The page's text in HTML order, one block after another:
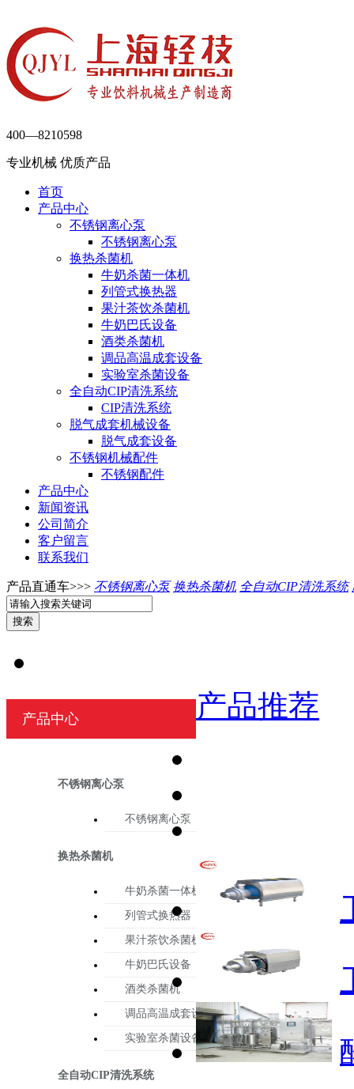
400—8210598
专业机械 优质产品
首页
产品中心
不锈钢离心泵
不锈钢离心泵
换热杀菌机
牛奶杀菌一体机
列管式换热器
果汁茶饮杀菌机
牛奶巴氏设备
酒类杀菌机
调品高温成套设备
实验室杀菌设备
全自动CIP清洗系统
CIP清洗系统
脱气成套机械设备
脱气成套设备
不锈钢机械配件
不锈钢配件
产品中心
新闻资讯
公司简介
客户留言
联系我们
产品直通车>>> 不锈钢离心泵 换热杀菌机 全自动CIP清洗系统
产品中心
不锈钢离心泵
不锈钢离心泵
换热杀菌机
牛奶杀菌一体机
列管式换热器
果汁茶饮杀菌机
牛奶巴氏设备
酒类杀菌机
调品高温成套设备
实验室杀菌设备
全自动CIP清洗系统
产品推荐